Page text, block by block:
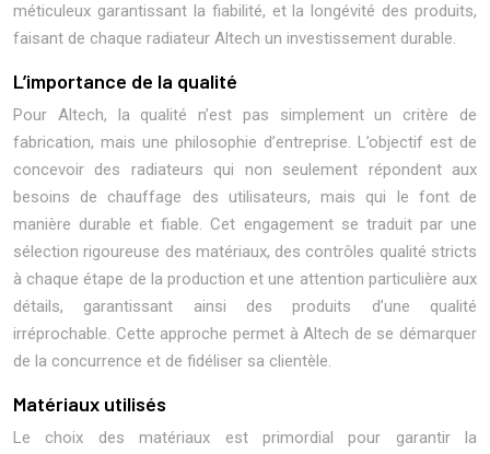
méticuleux garantissant la fiabilité, et la longévité des produits,
faisant de chaque radiateur Altech un investissement durable.
L’importance de la qualité
Pour Altech, la qualité n’est pas simplement un critère de
fabrication, mais une philosophie d’entreprise. L’objectif est de
concevoir des radiateurs qui non seulement répondent aux
besoins de chauffage des utilisateurs, mais qui le font de
manière durable et fiable. Cet engagement se traduit par une
sélection rigoureuse des matériaux, des contrôles qualité stricts
à chaque étape de la production et une attention particulière aux
détails, garantissant ainsi des produits d’une qualité
irréprochable. Cette approche permet à Altech de se démarquer
de la concurrence et de fidéliser sa clientèle.
Matériaux utilisés
Le choix des matériaux est primordial pour garantir la